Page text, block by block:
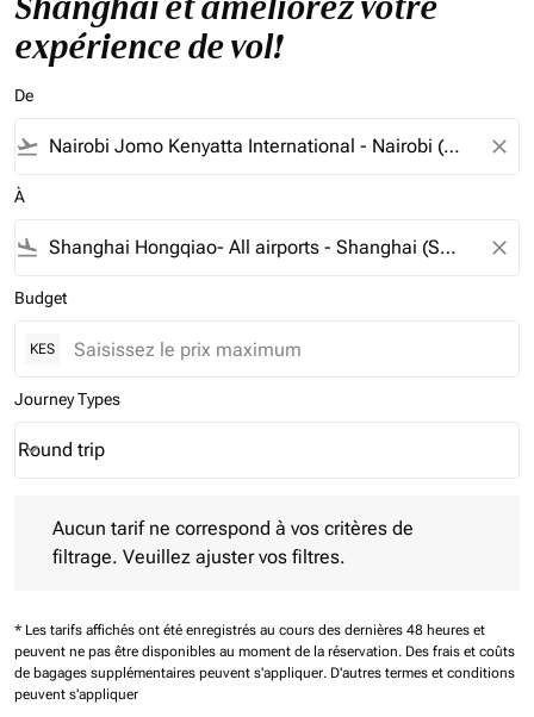
expérience de vol!
De
flight_takeoff close
À
flight_land close
Budget
KES
Journey Types
Journey Types option Round trip Selected
Round trip
keyboard_arrow_down
Aucun tarif ne correspond à vos critères de
filtrage. Veuillez ajuster vos filtres.
* Les tarifs affichés ont été enregistrés au cours des dernières 48 heures et
peuvent ne pas être disponibles au moment de la réservation. Des frais et coûts
de bagages supplémentaires peuvent s'appliquer. D'autres termes et conditions
peuvent s'appliquer